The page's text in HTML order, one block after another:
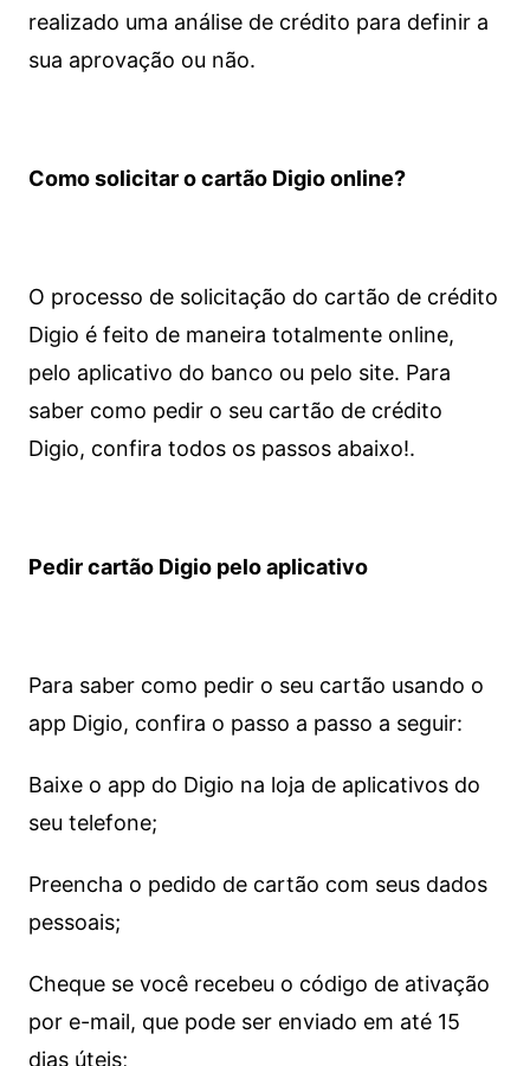
realizado uma análise de crédito para definir a
sua aprovação ou não.
Como solicitar o cartão Digio online?
O processo de solicitação do cartão de crédito
Digio é feito de maneira totalmente online,
pelo aplicativo do banco ou pelo site. Para
saber como pedir o seu cartão de crédito
Digio, confira todos os passos abaixo!.
Pedir cartão Digio pelo aplicativo
Para saber como pedir o seu cartão usando o
app Digio, confira o passo a passo a seguir:
Baixe o app do Digio na loja de aplicativos do
seu telefone;
Preencha o pedido de cartão com seus dados
pessoais;
Cheque se você recebeu o código de ativação
por e-mail, que pode ser enviado em até 15
dias úteis;